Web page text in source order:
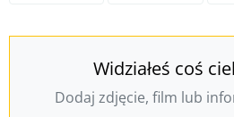
Widziałeś coś
Dodaj zdjęcie, film lub